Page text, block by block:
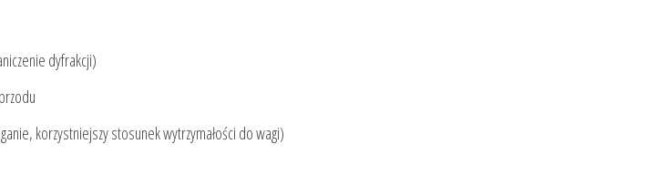
dyfrakcji)
korzystniejszy stosunek wytrzymałości do wagi)